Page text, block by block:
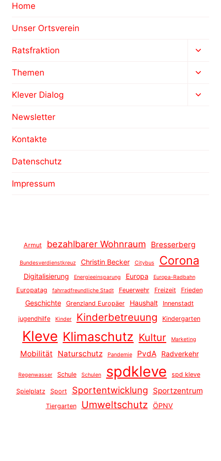
Home
Unser Ortsverein
Ratsfraktion
Themen
Klever Dialog
Newsletter
Kontakte
Datenschutz
Impressum
Armut bezahlbarer Wohnraum Bresserberg
Bundesverdienstkreuz Christin Becker Citybus Corona
Digitalisierung Energieeinsparung Europa Europa-Radbahn
Europatag fahrradfreundliche Stadt Feuerwehr Freizeit Frieden
Geschichte Grenzland Europäer Haushalt Innenstadt
jugendhilfe Kinder Kinderbetreuung Kindergarten
Kleve Klimaschutz Kultur Marketing
Mobilität Naturschutz Pandemie PvdA Radverkehr
Regenwasser Schule Schulen spdkleve spd kleve
Spielplatz Sport Sportentwicklung Sportzentrum
Tiergarten Umweltschutz ÖPNV